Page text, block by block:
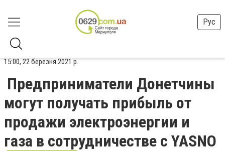
Рус
15:00, 22 березня 2021 р.
Предприниматели Донетчины
могут получать прибыль от
продажи электроэнергии и
газа в сотрудничестве с YASNO